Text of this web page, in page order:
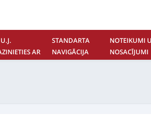
AR
STANDARTA
NAVIGĀCIJA
NOTEIKUMI
NOSACĪJUMI